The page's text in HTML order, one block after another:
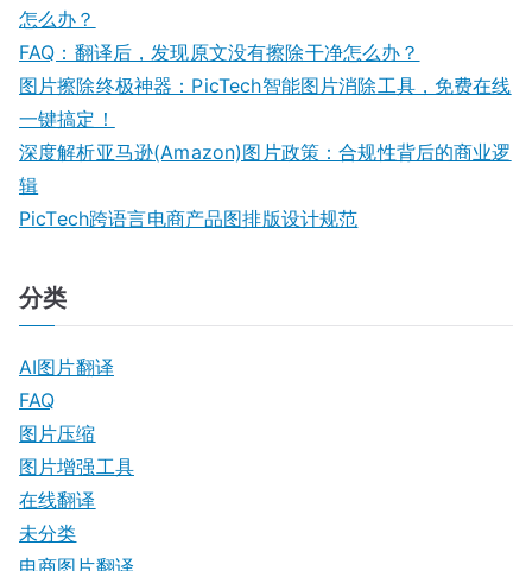
怎么办？
FAQ：翻译后，发现原文没有擦除干净怎么办？
图片擦除终极神器：PicTech智能图片消除工具，免费在线
一键搞定！
深度解析亚马逊(Amazon)图片政策：合规性背后的商业逻
辑
PicTech跨语言电商产品图排版设计规范
分类
AI图片翻译
FAQ
图片压缩
图片增强工具
在线翻译
未分类